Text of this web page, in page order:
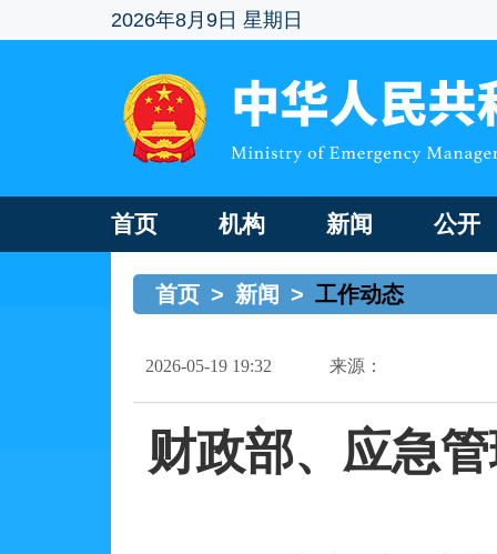
2026年8月9日 星期日
首页 机构 新闻 公开
首页 > 新闻 > 工作动态
2026-05-19 19:32 来源：
财政部、应急